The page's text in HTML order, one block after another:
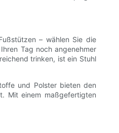
– wählen Sie die
Tag noch angenehmer
trinken, ist ein Stuhl
und Polster bieten den
Mit einem maßgefertigten